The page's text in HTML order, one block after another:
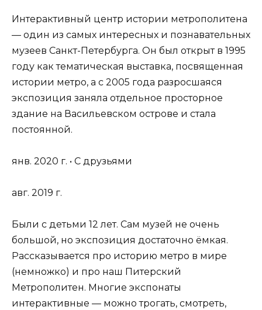
Интерактивный центр истории метрополитена
— один из самых интересных и познавательных
музеев Санкт-Петербурга. Он был открыт в 1995
году как тематическая выставка, посвященная
истории метро, а с 2005 года разросшаяся
экспозиция заняла отдельное просторное
здание на Васильевском острове и стала
постоянной.
янв. 2020 г. • С друзьями
авг. 2019 г.
Были с детьми 12 лет. Сам музей не очень
большой, но экспозиция достаточно ёмкая.
Рассказывается про историю метро в мире
(немножко) и про наш Питерский
Метрополитен. Многие экспонаты
интерактивные — можно трогать, смотреть,